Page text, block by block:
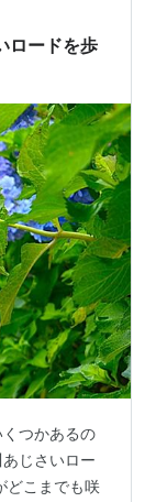
あり、恩師
た。 「…
ロードを歩
つかあるの
じさいロー
どこまでも咲